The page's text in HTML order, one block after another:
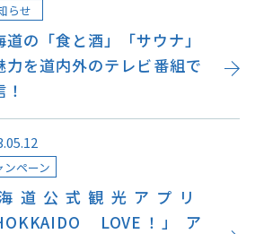
道の「食と酒」「サウナ」
力を道内外のテレビ番組で
らせ
道公式観光アプリ
LOVE！」 ア
ンペーン